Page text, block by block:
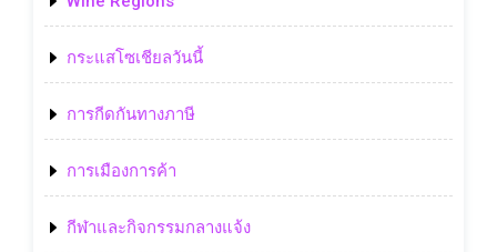
กระแสโซเชียลวันนี้
การกีดกันทางภาษี
การเมืองการค้า
กีฬาและกิจกรรมกลางแจ้ง